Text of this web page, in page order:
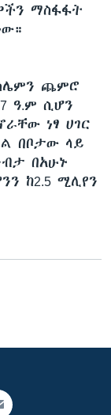
ማስፋፋት
ጨምሮ
ዓ.ም ሲሆን
ነፃ ሀገር
በቦታው ላይ
በአሁኑ
ከ2.5 ሚሊየን